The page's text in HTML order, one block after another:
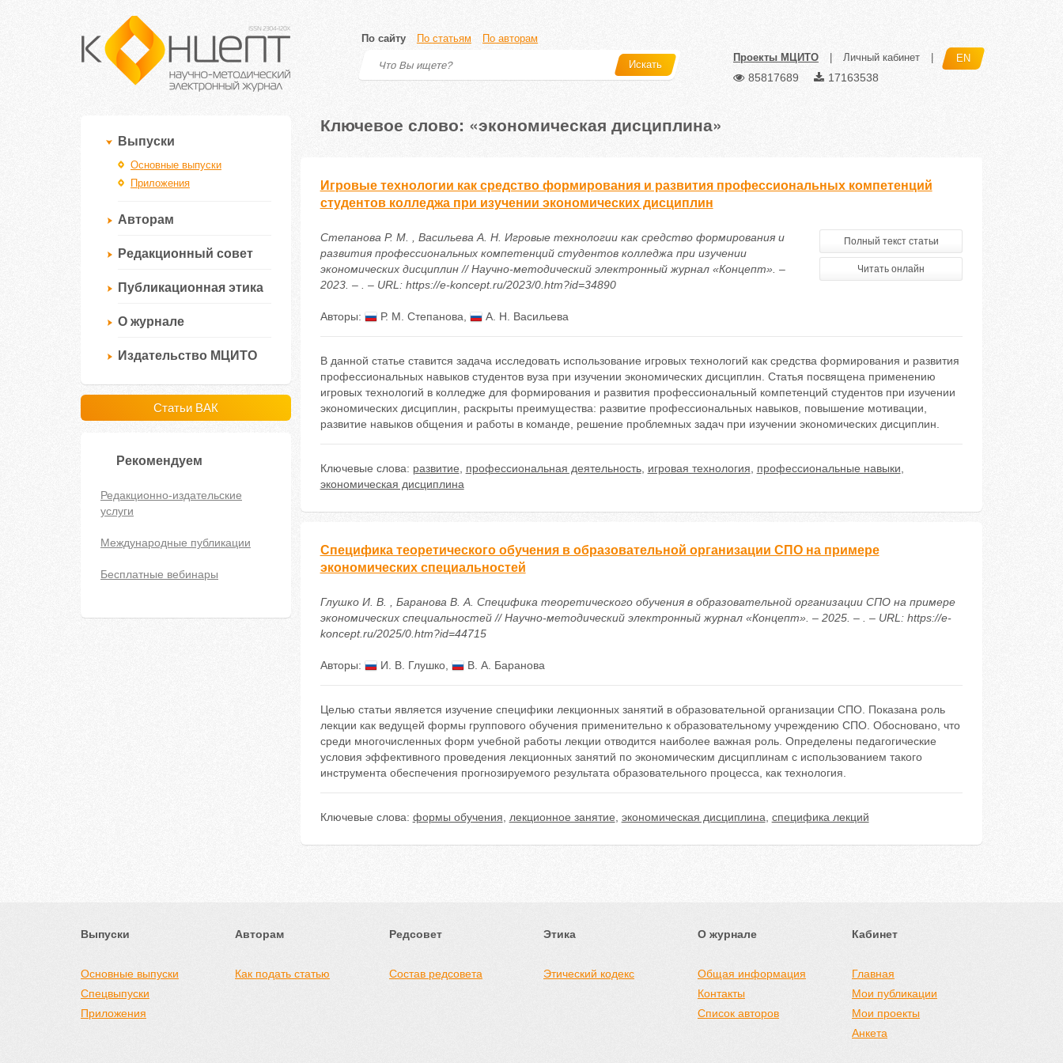
По сайту По статьям По авторам
Искать
Проекты МЦИТО Личный кабинет EN
85817689 17163538
Выпуски
Основные выпуски
Приложения
Авторам
Редакционный совет
Публикационная этика
О журнале
Издательство МЦИТО
Статьи ВАК
Рекомендуем
Редакционно-издательские
услуги
Международные публикации
Бесплатные вебинары
Ключевое слово: «экономическая дисциплина»
Игровые технологии как средство формирования и развития профессиональных компетенций
студентов колледжа при изучении экономических дисциплин
Степанова Р. М. , Васильева А. Н. Игровые технологии как средство формирования и
развития профессиональных компетенций студентов колледжа при изучении
экономических дисциплин // Научно-методический электронный журнал «Концепт». –
2023. – . – URL: https://e-koncept.ru/2023/0.htm?id=34890
Полный текст статьи
Читать онлайн
Авторы: Р. М. Степанова А. Н. Васильева
В данной статье ставится задача исследовать использование игровых технологий как средства формирования и развития
профессиональных навыков студентов вуза при изучении экономических дисциплин. Статья посвящена применению
игровых технологий в колледже для формирования и развития профессиональный компетенций студентов при изучении
экономических дисциплин, раскрыты преимущества: развитие профессиональных навыков, повышение мотивации,
развитие навыков общения и работы в команде, решение проблемных задач при изучении экономических дисциплин.
Ключевые слова: развитие профессиональная деятельность, игровая технология профессиональные навыки
экономическая дисциплина
Специфика теоретического обучения в образовательной организации СПО на примере
экономических специальностей
Глушко И. В. , Баранова В. А. Специфика теоретического обучения в образовательной организации СПО на примере
экономических специальностей // Научно-методический электронный журнал «Концепт». – 2025. – . – URL: https://e-
koncept.ru/2025/0.htm?id=44715
Авторы: И. В. Глушко, В. А. Баранова
Целью статьи является изучение специфики лекционных занятий в образовательной организации СПО. Показана роль
лекции как ведущей формы группового обучения применительно к образовательному учреждению СПО. Обосновано, что
среди многочисленных форм учебной работы лекции отводится наиболее важная роль. Определены педагогические
условия эффективного проведения лекционных занятий по экономическим дисциплинам с использованием такого
инструмента обеспечения прогнозируемого результата образовательного процесса, как технология.
Ключевые слова: формы обучения лекционное занятие экономическая дисциплина специфика лекций
Выпуски
Основные выпуски
Спецвыпуски
Приложения
Авторам
Как подать статью
Редсовет
Состав редсовета
Этика
Этический кодекс
О журнале
Общая информация
Контакты
Список авторов
Кабинет
Главная
Мои публикации
Мои проекты
Анкета